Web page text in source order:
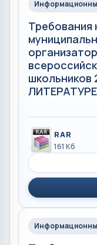
Требования
школьников
ЛИТЕРАТУРЕ
RAR
161 Кб